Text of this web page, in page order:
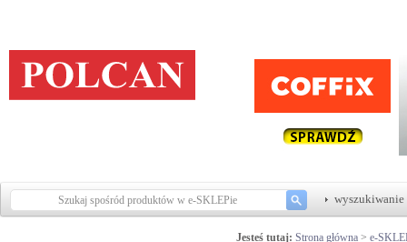
wyszukiwanie
Jesteś tutaj: Strona główna > e-